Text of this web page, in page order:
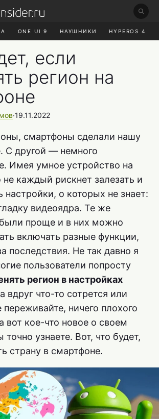
ONE UI 9 НАУШНИКИ HYPEROS 4
если
регион на
∙19.11.2022
смартфоны сделали нашу
С другой — немного
Имея умное устройство на
не каждый рискнет залезать и
настройки, о которых не знает:
видеоядра. Те же
проще и в них можно
включать разные функции,
последствия. Не так давно я
пользователи попросту
регион в настройках
вдруг что-то сотрется или
переживайте, ничего плохого
вот кое-что новое о своем
узнаете. Вот, что будет,
страну в смартфоне.